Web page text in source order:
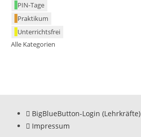
PIN-Tage
Praktikum
Unterrichtsfrei
Alle Kategorien
BigBlueButton-Login (Lehrkräfte)
Impressum